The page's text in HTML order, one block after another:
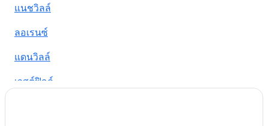
แนชวิลล์
ลอเรนซ์
แดนวิลล์
เวสต์ฟิลด์